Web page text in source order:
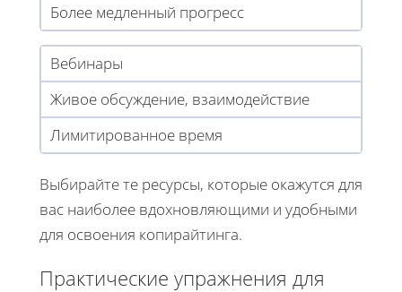
Более медленный прогресс
Вебинары
Живое обсуждение, взаимодействие
Лимитированное время
Выбирайте те ресурсы, которые окажутся для
вас наиболее вдохновляющими и удобными
для освоения копирайтинга.
Практические упражнения для